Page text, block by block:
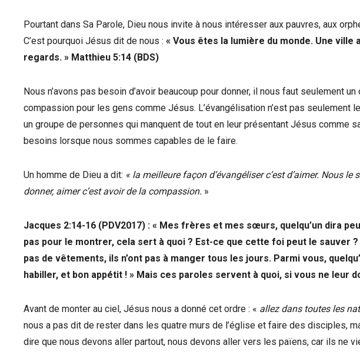
Pourtant dans Sa Parole, Dieu nous invite à nous intéresser aux pauvres, aux
C’est pourquoi Jésus dit de nous : « Vous êtes la lumière du monde. Une ville
regards. » Matthieu‬ ‭5:14‬ ‭(BDS‬‬)
Nous n’avons pas besoin d’avoir beaucoup pour donner, il nous faut seulement
compassion pour les gens comme Jésus. L’évangélisation n’est pas seulement
un groupe de personnes qui manquent de tout en leur présentant Jésus comme
besoins lorsque nous sommes capables de le faire.
Un homme de Dieu a dit: « la meilleure façon d’évangéliser c’est d’aimer. Nous le
donner, aimer c’est avoir de la compassion. »
‭‭Jacques‬ ‭2:14-16‬ ‭(PDV2017)‬‬ : « Mes frères et mes sœurs, quelqu’un dira
pas pour le montrer, cela sert à quoi ? Est-ce que cette foi peut le sauver
pas de vêtements, ils n’ont pas à manger tous les jours. Parmi vous,
habiller, et bon appétit ! » Mais ces paroles servent à quoi, si vous ne leur
Avant de monter au ciel, Jésus nous a donné cet ordre : « allez dans toutes les
nous a pas dit de rester dans les quatre murs de l’église et faire des disciples,
dire que nous devons aller partout, nous devons aller vers les païens, car ils ne